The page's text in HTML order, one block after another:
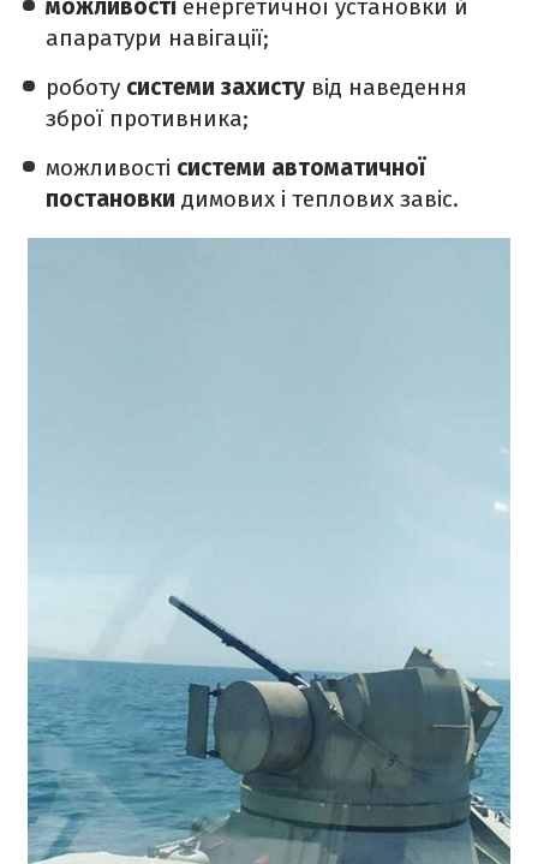
можливості енергетичної установки й
апаратури навігації;
роботу системи захисту від наведення
зброї противника;
можливості системи автоматичної
постановки димових і теплових завіс.